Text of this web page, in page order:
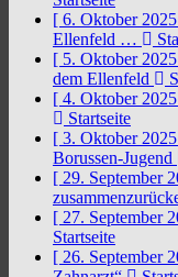
[ 6. Oktober
Ellenfeld …
[ 5. Oktober
dem Ellenfeld
[ 4. Oktober
Startseite
[ 3. Oktober
Borussen-Jugend
[ 29. September
[ 27. September
Startseite
[ 26. September